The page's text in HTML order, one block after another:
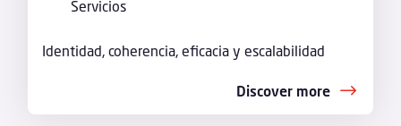
Servicios
Identidad, coherencia, eficacia y escalabilidad
Discover more